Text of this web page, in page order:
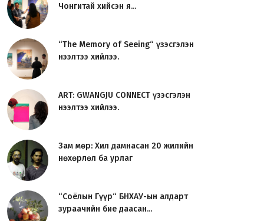
Чонгитай хийсэн я...
“The Memory of Seeing“ үзэсгэлэн
нээлтээ хийлээ.
ART: GWANGJU CONNECT үзэсгэлэн
нээлтээ хийлээ.
Зам мөр: Хил дамнасан 20 жилийн
нөхөрлөл ба урлаг
“Соёлын Гүүр“ БНХАУ-ын алдарт
зураачийн бие даасан...